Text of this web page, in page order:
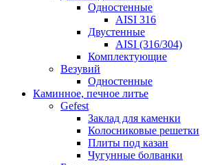
Одностенные
AISI 316
Двустенные
AISI (316/304)
Комплектующие
Везувий
Одностенные
Каминное, печное литье
Gefest
Заклад для каменки
Колосниковые решетки
Плиты под казан
Чугунные болванки